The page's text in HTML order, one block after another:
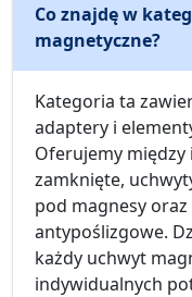
Co znajdę w
magnetyczne?
Kategoria ta
adaptery i
Oferujemy
zamknięte,
pod magnesy
antypoślizgowe.
każdy uchwyt
indywidualnych